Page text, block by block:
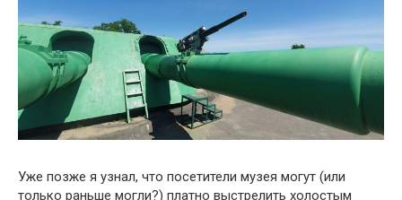
Уже позже я узнал, что посетители музея могут (или
только раньше могли?) платно выстрелить холостым